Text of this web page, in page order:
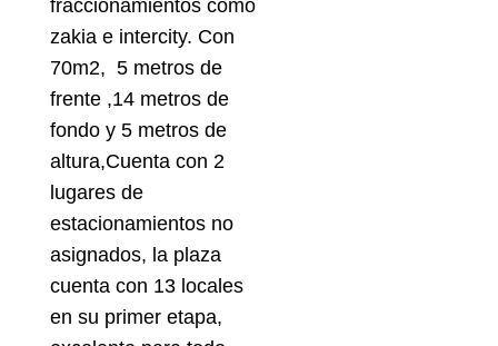
fraccionamientos como
zakia e intercity. Con
70m2, 5 metros de
frente ,14 metros de
fondo y 5 metros de
altura,Cuenta con 2
lugares de
estacionamientos no
asignados, la plaza
cuenta con 13 locales
en su primer etapa,